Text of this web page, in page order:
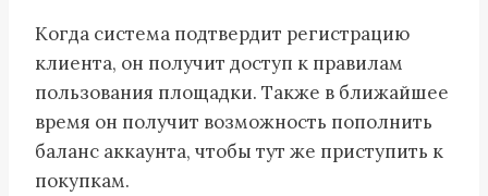
Когда система подтвердит регистрацию
клиента, он получит доступ к правилам
пользования площадки. Также в ближайшее
время он получит возможность пополнить
баланс аккаунта, чтобы тут же приступить к
покупкам.